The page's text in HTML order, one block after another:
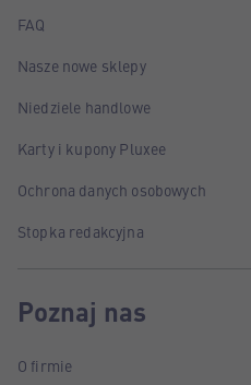
FAQ
Nasze nowe sklepy
Niedziele handlowe
Karty i kupony Pluxee
Ochrona danych osobowych
Stopka redakcyjna
Poznaj nas
O firmie